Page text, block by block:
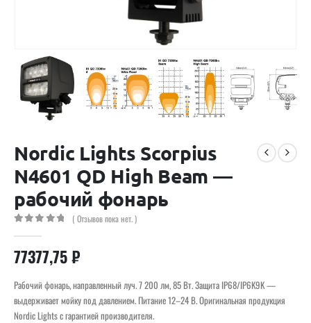
Nordic Lights Scorpius
N4601 QD High Beam —
рабочий фонарь
( Отзывов пока нет. )
77377,75₽
Рабочий фонарь, направленный луч. 7 200 лм, 85 Вт. Защита IP68/IP6K9K —
выдерживает мойку под давлением. Питание 12–24 В. Оригинальная продукция
Nordic Lights с гарантией производителя.